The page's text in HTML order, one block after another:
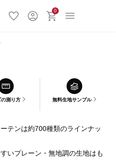
0
の測り方 無料生地サンプル
テンは約700種類のラインナッ
いプレーン・無地調の生地はも